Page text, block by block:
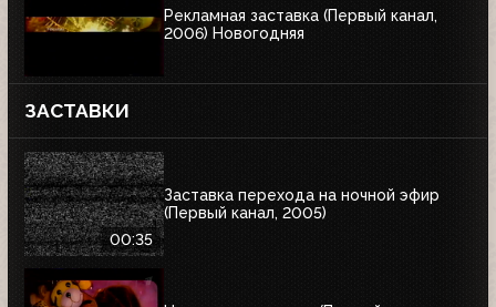
Рекламная заставка (Первый канал,
2006) Новогодняя
ЗАСТАВКИ
00:35
Заставка перехода на ночной эфир
(Первый канал, 2005)